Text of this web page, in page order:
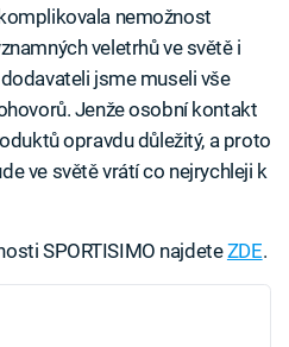
nemožnost
veletrhů ve světě i
jsme museli vše
Jenže osobní kontakt
opravdu důležitý, a proto
ve světě vrátí co nejrychleji k
SPORTISIMO najdeteZDE.